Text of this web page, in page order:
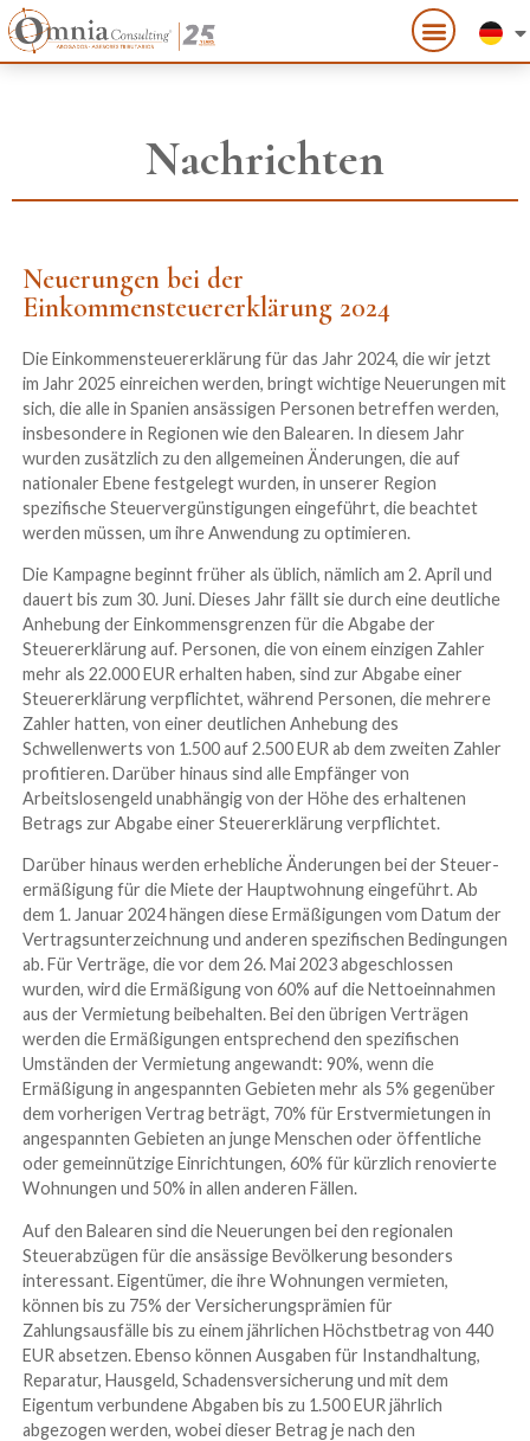
Nachrichten
Neuerungen bei der
Einkommensteuererklärung 2024
Die Einkommensteuererklärung für das Jahr 2024, die wir jetzt
im Jahr 2025 einreichen werden, bringt wichtige Neuerungen mit
sich, die alle in Spanien ansässigen Personen betreffen werden,
insbesondere in Regionen wie den Balearen. In diesem Jahr
wurden zusätzlich zu den allgemeinen Änderungen, die auf
nationaler Ebene festgelegt wurden, in unserer Region
spezifische Steuervergünstigungen eingeführt, die beachtet
werden müssen, um ihre Anwendung zu optimieren.
Die Kampagne beginnt früher als üblich, nämlich am 2. April und
dauert bis zum 30. Juni. Dieses Jahr fällt sie durch eine deutliche
Anhebung der Einkommensgrenzen für die Abgabe der
Steuererklärung auf. Personen, die von einem einzigen Zahler
mehr als 22.000 EUR erhalten haben, sind zur Abgabe einer
Steuererklärung verpflichtet, während Personen, die mehrere
Zahler hatten, von einer deutlichen Anhebung des
Schwellenwerts von 1.500 auf 2.500 EUR ab dem zweiten Zahler
profitieren. Darüber hinaus sind alle Empfänger von
Arbeitslosengeld unabhängig von der Höhe des erhaltenen
Betrags zur Abgabe einer Steuererklärung verpflichtet.
Darüber hinaus werden erhebliche Änderungen bei der Steuer­
ermäßigung für die Miete der Hauptwohnung eingeführt. Ab
dem 1. Januar 2024 hängen diese Ermäßigungen vom Datum der
Vertragsunterzeichnung und anderen spezifischen Bedingungen
ab. Für Verträge, die vor dem 26. Mai 2023 abgeschlossen
wurden, wird die Ermäßigung von 60% auf die Nettoeinnahmen
aus der Vermietung beibehalten. Bei den übrigen Verträgen
werden die Ermäßigungen entsprechend den spezifischen
Umständen der Vermietung angewandt: 90%, wenn die
Ermäßigung in angespannten Gebieten mehr als 5% gegenüber
dem vorherigen Vertrag beträgt, 70% für Erstvermietungen in
angespannten Gebieten an junge Menschen oder öffentliche
oder gemeinnützige Einrichtungen, 60% für kürzlich renovierte
Wohnungen und 50% in allen anderen Fällen.
Auf den Balearen sind die Neuerungen bei den regionalen
Steuerabzügen für die ansässige Bevölkerung besonders
interessant. Eigentümer, die ihre Wohnungen vermieten,
können bis zu 75% der Versicherungsprämien für
Zahlungsausfälle bis zu einem jährlichen Höchstbetrag von 440
EUR absetzen. Ebenso können Ausgaben für Instandhaltung,
Reparatur, Hausgeld, Schadensversicherung und mit dem
Eigentum verbundene Abgaben bis zu 1.500 EUR jährlich
abgezogen werden, wobei dieser Betrag je nach den